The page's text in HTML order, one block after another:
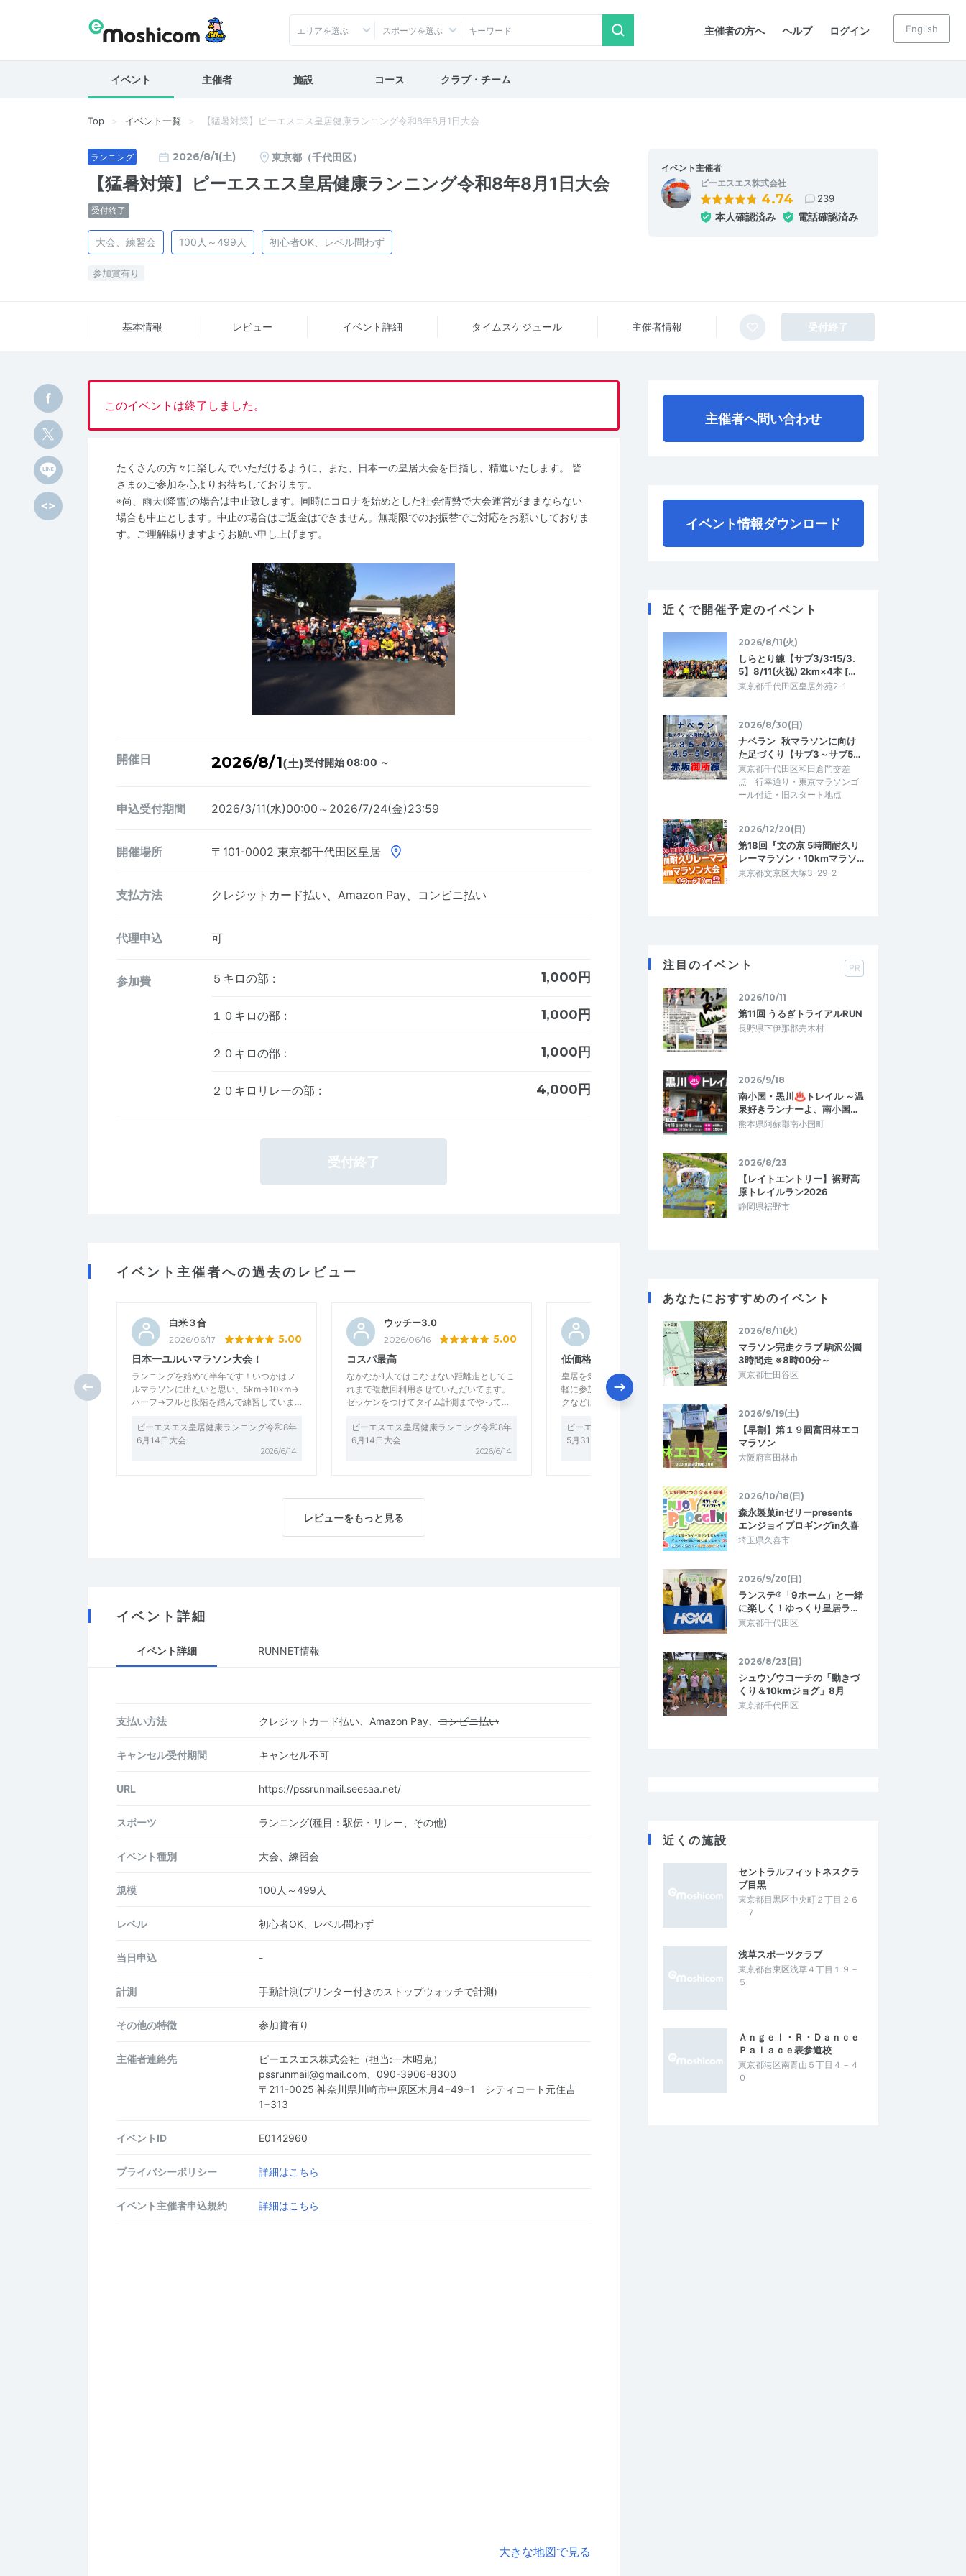
主催者の方へ ヘルプ ログイン
エリアを選ぶ スポーツを選ぶ English
イベント 主催者 施設 コース クラブ・チーム
Top イベント一覧 【猛暑対策】ピーエスエス皇居健康ランニング令和8年8月1日大会
ランニング 2026/8/1(土) 東京都（千代田区）
【猛暑対策】ピーエスエス皇居健康ランニング令和8年8月1日大会
受付終了
大会、練習会 100人～499人 初心者OK、レベル問わず
参加賞有り
イベント主催者
ピーエスエス株式会社
4.74 239
本人確認済み 電話確認済み
基本情報 レビュー イベント詳細 タイム スケジュール 主催者情報 受付終了
このイベントは終了しました。
たくさんの方々に楽しんでいただけるように、また、日本一の皇居大会を目指し、精進いたします。 皆
さまのご参加を心よりお待ちしております。
※尚、雨天(降雪)の場合は中止致します。同時にコロナを始めとした社会情勢で大会運営がままならない
場合も中止とします。中止の場合はご返金はできません。無期限でのお振替でご対応をお願いしておりま
す。ご理解賜りますようお願い申し上げます。
開催日 2026/8/1(土)受付開始 08:00 ～
申込受付期間 2026/3/11(水)00:00～2026/7/24(金)23:59
開催場所 〒101-0002 東京都千代田区皇居
支払方法 クレジットカード払い、Amazon Pay、コンビニ払い
代理申込 可
参加費 ５キロの部 : 1,000円
１０キロの部 : 1,000円
２０キロの部 : 1,000円
２０キロリレーの部 : 4,000円
受付終了
イベント主催者への過去のレビュー
白米３合
2026/06/17 5.00
日本一ユルいマラソン大会！
ランニングを始めて半年です！いつかはフ
ルマラソンに出たいと思い、5km→10km→
ハーフ→フルと段階を踏んで練習していま…
ピーエスエス皇居健康ランニング令和8年
6月14日大会
2026/6/14
ウッチー3.0
2026/06/16 5.00
コスパ最高
なかなか1人ではこなせない距離走としてこ
れまで複数回利用させていただいてます。
ゼッケンをつけてタイム計測までやって…
ピーエスエス皇居健康ランニング令和8年
6月14日大会
2026/6/14
5.00
低価格に大満足です
皇居を気持ちよく走れました。低価格で気
軽に参加できたことに大満足です。計測タ
グなどはありませんが、なくて充分です…
ピーエスエス皇居健康ランニング令和8年
5月31日大会
2026/5/31
2026/04/22
とてもリーズナブルで参加しやすい
自分的にはオフシーズンに入っていて秋以
ピーエスエス皇居健康ランニング令和8年
レビューをもっと見る
イベント詳細
イベント詳細 RUNNET情報
支払い方法 クレジットカード払い、Amazon Pay、 コンビニ払い
キャンセル受付期間 キャンセル不可
URL https://pssrunmail.seesaa.net/
スポーツ ランニング(種目：駅伝・リレー、その他)
イベント種別 大会、練習会
規模 100人～499人
レベル 初心者OK、レベル問わず
当日申込 -
計測 手動計測(プリンター付きのストップウォッチで計測)
その他の特徴 参加賞有り
主催者連絡先
ピーエスエス株式会社（担当:一木昭克）
pssrunmail@gmail.com、090-3906-8300
〒211-0025 神奈川県川崎市中原区木月4−49−1 シティコート元住吉
1−313
イベントID E0142960
プライバシーポリシー 詳細はこちら
イベント主催者申込規約 詳細はこちら
大きな地図で見る
主催者へ問い合わせ
イベント情報ダウンロード
近くで開催予定のイベント
2026/8/11(火)
しらとり練【サブ3/3:15/3.
5】8/11(火祝) 2km×4本 […
東京都千代田区皇居外苑2-1
2026/8/30(日)
ナベラン│秋マラソンに向け
た足づくり【サブ3～サブ5…
東京都千代田区和田倉門交差
点 行幸通り・東京マラソンゴ
ール付近・旧スタート地点
2026/12/20(日)
第18回『文の京 5時間耐久リ
レーマラソン・10kmマラソ…
東京都文京区大塚3-29-2
注目のイベント PR
2026/10/11
第11回 うるぎトライアルRUN
長野県下伊那郡売木村
2026/9/18
南小国・黒川♨トレイル ～温
泉好きランナーよ、南小国…
熊本県阿蘇郡南小国町
2026/8/23
【レイトエントリー】裾野高
原トレイルラン2026
静岡県裾野市
あなたにおすすめのイベント
2026/8/11(火)
マラソン完走クラブ 駒沢公園
3時間走 ※8時00分～
東京都世田谷区
2026/9/19(土)
【早割】第１９回富田林エコ
マラソン
大阪府富田林市
2026/10/18(日)
森永製菓inゼリーpresents
エンジョイプロギングin久喜
埼玉県久喜市
2026/9/20(日)
ランステ®「9ホーム」と一緒
に楽しく！ゆっくり皇居ラ…
東京都千代田区
2026/8/23(日)
シュウゾウコーチの「動きづ
くり＆10kmジョグ」8月
東京都千代田区
近くの施設
セントラルフィットネスクラ
ブ目黒
東京都目黒区中央町２丁目２６
－７
浅草スポーツクラブ
東京都台東区浅草４丁目１９－
５
Ａｎｇｅｌ・Ｒ・Ｄａｎｃｅ
Ｐａｌａｃｅ表参道校
東京都港区南青山５丁目４－４
０